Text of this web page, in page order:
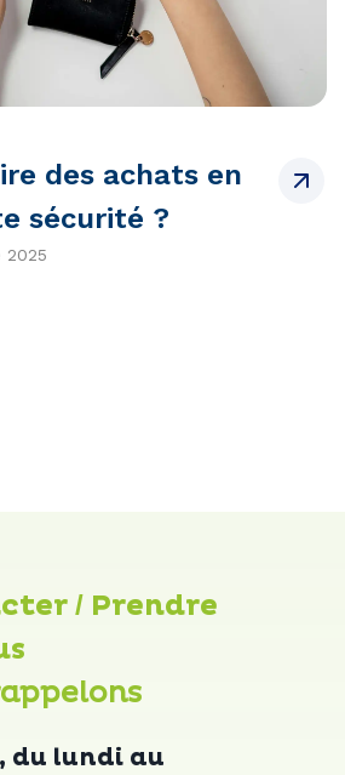
des achats en
sécurité ?
2025
/ Prendre
du lundi au